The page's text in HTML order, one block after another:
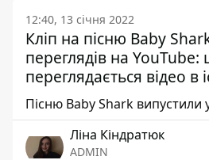
12:40, 13 січня 2022
Кліп на пісню Baby
переглядів на
переглядається відео в
Пісню Baby Shark випустили
Ліна Кіндратюк
ADMIN